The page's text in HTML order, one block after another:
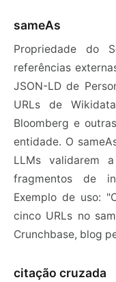
sameAs
Propriedade do
referências
JSON-LD de
URLs de
Bloomberg e
entidade. O
LLMs validarem
fragmentos de
Exemplo de uso:
cinco URLs no
Crunchbase, blog
citação cruzada